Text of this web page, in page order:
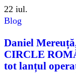
22 iul.
Blog
Daniel
CIRCLE
tot lanțul